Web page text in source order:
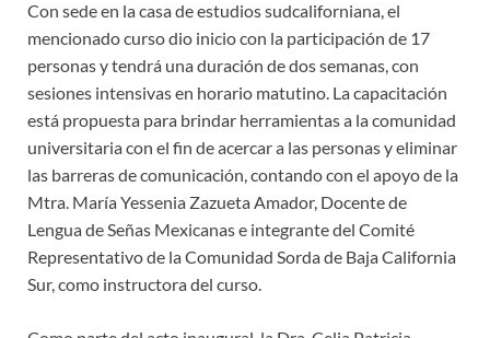
Con sede en la casa de estudios sudcaliforniana, el
mencionado curso dio inicio con la participación de 17
personas y tendrá una duración de dos semanas, con
sesiones intensivas en horario matutino. La capacitación
está propuesta para brindar herramientas a la comunidad
universitaria con el fin de acercar a las personas y eliminar
las barreras de comunicación, contando con el apoyo de la
Mtra. María Yessenia Zazueta Amador, Docente de
Lengua de Señas Mexicanas e integrante del Comité
Representativo de la Comunidad Sorda de Baja California
Sur, como instructora del curso.